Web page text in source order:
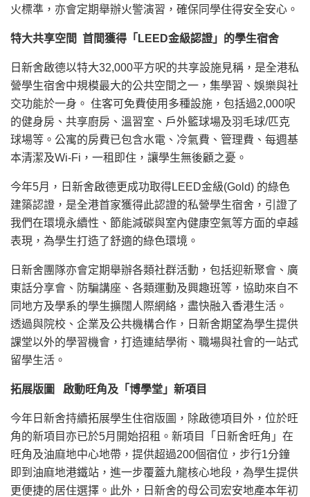
火標準，亦會定期舉辦火警演習，確保同學住得安全安心。
特大共享空間 首間獲得「LEED金級認證」的學生宿舍
日新舍啟德以特大32,000平方呎的共享設施見稱，是全港私
營學生宿舍中規模最大的公共空間之一，集學習、娛樂與社
交功能於一身。 住客可免費使用多種設施，包括過2,000呎
的健身房、共享廚房、溫習室、戶外籃球場及羽毛球/匹克
球場等。公寓的房費已包含水電、冷氣費、管理費、每週基
本清潔及Wi‑Fi，一租即住，讓學生無後顧之憂。
今年5月，日新舍啟德更成功取得LEED金級(Gold) 的綠色
建築認證，是全港首家獲得此認證的私營學生宿舍，引證了
我們在環境永續性、節能減碳與室內健康空氣等方面的卓越
表現，為學生打造了舒適的綠色環境。
日新舍團隊亦會定期舉辦各類社群活動，包括迎新聚會、廣
東話分享會、防騙講座、各類運動及興趣班等，協助來自不
同地方及學系的學生擴闊人際網絡，盡快融入香港生活。
透過與院校、企業及公共機構合作，日新舍期望為學生提供
課堂以外的學習機會，打造連結學術、職場與社會的一站式
留學生活。
拓展版圖 啟動旺角及「博學堂」新項目
今年日新舍持續拓展學生住宿版圖，除啟德項目外，位於旺
角的新項目亦已於5月開始招租。新項目「日新舍旺角」在
旺角及油麻地中心地帶，提供超過200個宿位，步行1分鐘
即到油麻地港鐵站，進一步覆蓋九龍核心地段，為學生提供
更便捷的居住選擇。此外，日新舍的母公司宏安地產本年初